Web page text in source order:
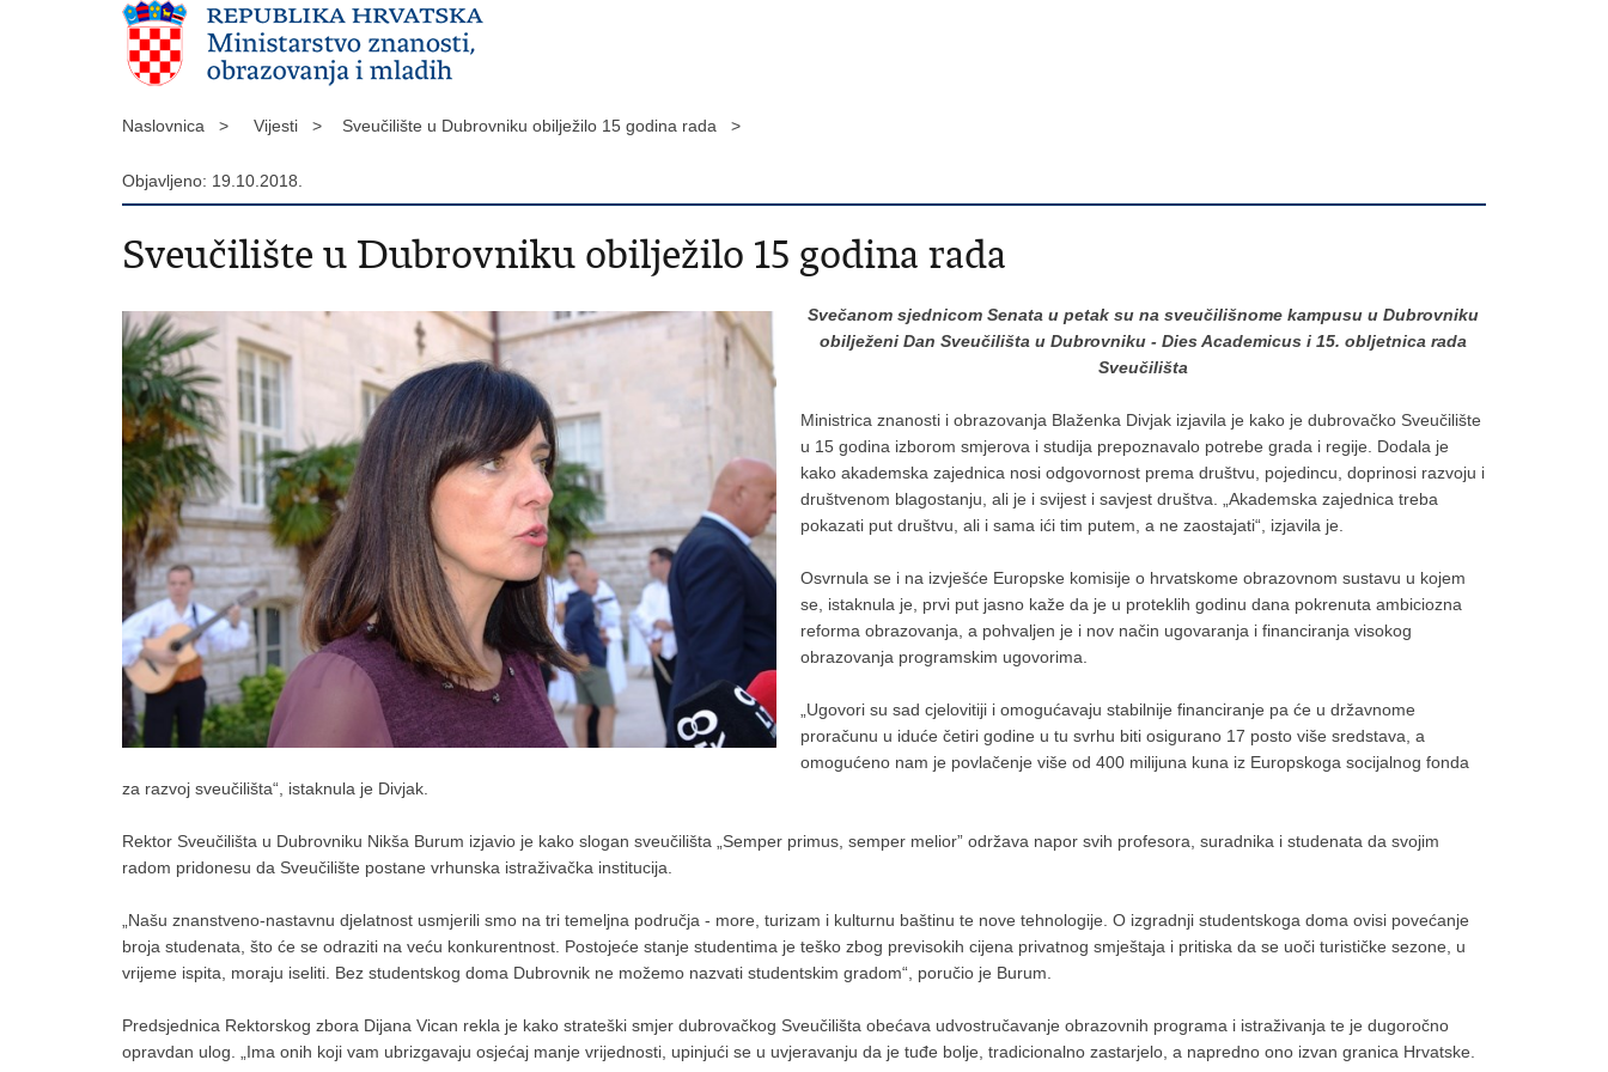
Naslovnica > Vijesti > Sveučilište u Dubrovniku obilježilo 15 godina rada >
Objavljeno: 19.10.2018.
Sveučilište u Dubrovniku obilježilo 15 godina rada
Svečanom sjednicom Senata u petak su na sveučilišnome kampusu u Dubrovniku
obilježeni Dan Sveučilišta u Dubrovniku - Dies Academicus i 15. obljetnica rada
Sveučilišta
Ministrica znanosti i obrazovanja Blaženka Divjak izjavila je kako je dubrovačko Sveučilište
u 15 godina izborom smjerova i studija prepoznavalo potrebe grada i regije. Dodala je
kako akademska zajednica nosi odgovornost prema društvu, pojedincu, doprinosi razvoju i
društvenom blagostanju, ali je i svijest i savjest društva. „Akademska zajednica treba
pokazati put društvu, ali i sama ići tim putem, a ne zaostajati“, izjavila je.
Osvrnula se i na izvješće Europske komisije o hrvatskome obrazovnom sustavu u kojem
se, istaknula je, prvi put jasno kaže da je u proteklih godinu dana pokrenuta ambiciozna
reforma obrazovanja, a pohvaljen je i nov način ugovaranja i financiranja visokog
obrazovanja programskim ugovorima.
„Ugovori su sad cjelovitiji i omogućavaju stabilnije financiranje pa će u državnome
proračunu u iduće četiri godine u tu svrhu biti osigurano 17 posto više sredstava, a
omogućeno nam je povlačenje više od 400 milijuna kuna iz Europskoga socijalnog fonda
za razvoj sveučilišta“, istaknula je Divjak.
Rektor Sveučilišta u Dubrovniku Nikša Burum izjavio je kako slogan sveučilišta „Semper primus, semper melior” održava napor svih profesora, suradnika i studenata da svojim
radom pridonesu da Sveučilište postane vrhunska istraživačka institucija.
„Našu znanstveno-nastavnu djelatnost usmjerili smo na tri temeljna područja - more, turizam i kulturnu baštinu te nove tehnologije. O izgradnji studentskoga doma ovisi povećanje
broja studenata, što će se odraziti na veću konkurentnost. Postojeće stanje studentima je teško zbog previsokih cijena privatnog smještaja i pritiska da se uoči turističke sezone, u
vrijeme ispita, moraju iseliti. Bez studentskog doma Dubrovnik ne možemo nazvati studentskim gradom“, poručio je Burum.
Predsjednica Rektorskog zbora Dijana Vican rekla je kako strateški smjer dubrovačkog Sveučilišta obećava udvostručavanje obrazovnih programa i istraživanja te je dugoročno
opravdan ulog. „Ima onih koji vam ubrizgavaju osjećaj manje vrijednosti, upinjući se u uvjeravanju da je tuđe bolje, tradicionalno zastarjelo, a napredno ono izvan granica Hrvatske.